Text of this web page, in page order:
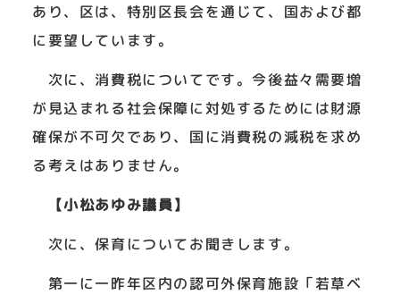
あり、区は、特別区長会を通じて、国および都
に要望しています。
次に、消費税についてです。今後益々需要増
が見込まれる社会保障に対処するためには財源
確保が不可欠であり、国に消費税の減税を求め
る考えはありません。
【小松あゆみ議員】
次に、保育についてお聞きします。
第一に一昨年区内の認可外保育施設「若草ベ